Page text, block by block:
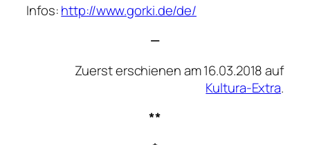
Infos:http://www.gorki.de/de/
—
Zuerst erschienen am 16.03.2018 auf
Kultura-Extra.
**